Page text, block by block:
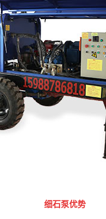
细石泵优势